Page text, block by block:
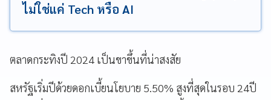
ไม่ใช่แค่ Tech หรือ AI
ตลาดกระทิงปี 2024 เป็นขาขึ้นที่น่าสงสัย
สหรัฐเริ่มปีด้วยดอกเบี้ยนโยบาย 5.50% สูงที่สุดในรอบ 24ปี